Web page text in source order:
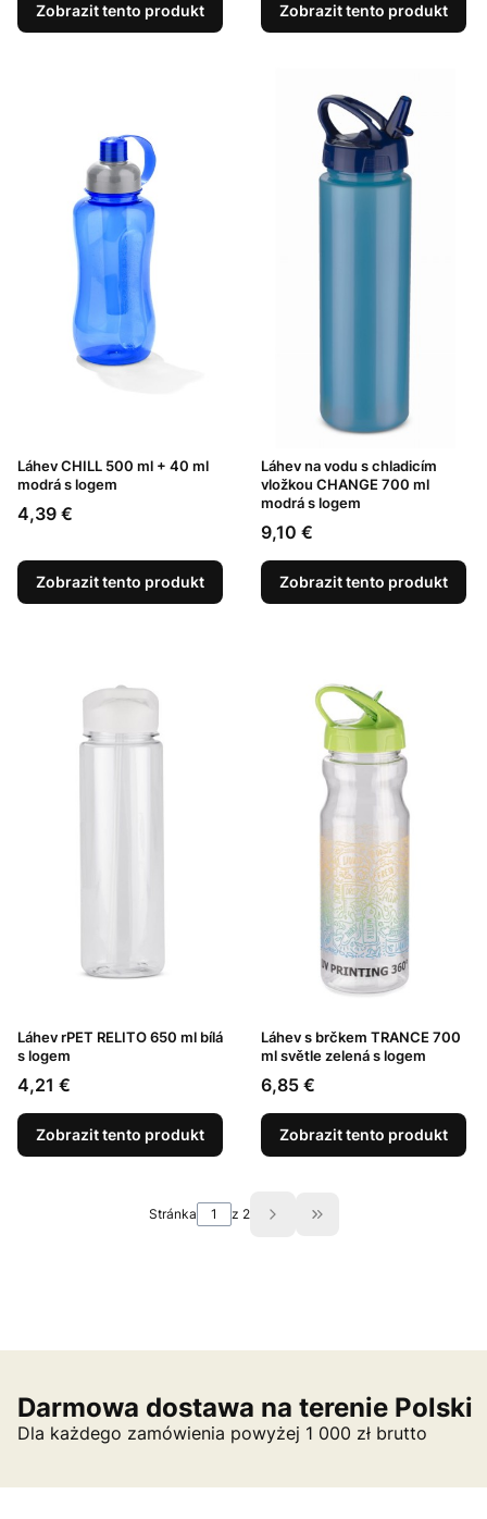
Zobrazit tento produkt Zobrazit tento produkt
Láhev CHILL 500 ml + 40 ml
modrá s logem
Cena
4,39 €
Zobrazit tento produkt
Láhev na vodu s chladicím
vložkou CHANGE 700 ml
modrá s logem
Cena
9,10 €
Zobrazit tento produkt
Láhev rPET RELITO 650 ml bílá
s logem
Cena
4,21 €
Zobrazit tento produkt
Láhev s brčkem TRANCE 700
ml světle zelená s logem
Cena
6,85 €
Zobrazit tento produkt
Stránka z 2 Přejít na poslední
Darmowa dostawa na terenie Polski
Dla każdego zamówienia powyżej 1 000 zł brutto